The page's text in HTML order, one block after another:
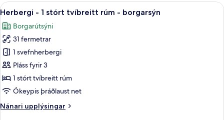
meðalstór
rúm
Skoða
allar
myndir
fyrir
Herbergi
-
1
stórt
tvíbreitt
rúm
5
Herbergi - 1 stórt tvíbreitt rúm - borgarsýn
Borgarútsýni
31 fermetrar
1 svefnherbergi
Pláss fyrir 3
1 stórt tvíbreitt rúm
Ókeypis þráðlaust net
Nánari upplýsingar
Nánari